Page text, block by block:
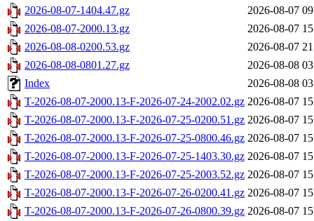
2026-08-07-1404.47.gz
2026-08-07
2026-08-07-2000.13.gz
2026-08-07
2026-08-08-0200.53.gz
2026-08-07
2026-08-08-0801.27.gz
2026-08-08
Index
2026-08-08
T-2026-08-07-2000.13-F-2026-07-24-2002.02.gz 2026-08-07
T-2026-08-07-2000.13-F-2026-07-25-0200.51.gz 2026-08-07
T-2026-08-07-2000.13-F-2026-07-25-0800.46.gz 2026-08-07
T-2026-08-07-2000.13-F-2026-07-25-1403.30.gz 2026-08-07
T-2026-08-07-2000.13-F-2026-07-25-2003.52.gz 2026-08-07
T-2026-08-07-2000.13-F-2026-07-26-0200.41.gz 2026-08-07
T-2026-08-07-2000.13-F-2026-07-26-0800.39.gz 2026-08-07